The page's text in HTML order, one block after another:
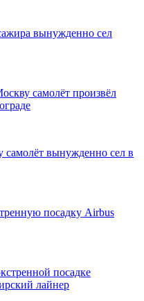
вынужденно сел
самолёт произвёл
вынужденно сел в
посадку Аirbus
посадке
лайнер